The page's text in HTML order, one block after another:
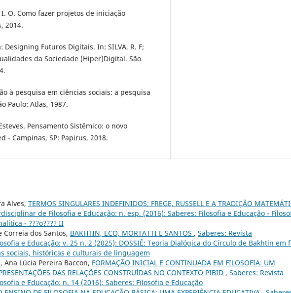
I. O. Como fazer projetos de iniciação
2014.
Designing Futuros Digitais. In: SILVA, R. F;
da Sociedade (Hiper)Digital. São
à pesquisa em ciências sociais: a pesquisa
Paulo: Atlas, 1987.
Pensamento Sistêmico: o novo
- Campinas, SP: Papirus, 2018.
Alves, TERMOS SINGULARES INDEFINIDOS: FREGE, RUSSELL E A TRADIÇÃO
de Filosofia e Educação: n. esp. (2016): Saberes: Filosofia e Educação -
- ???o???? II
Correia dos Santos, BAKHTIN, ECO, MORTATTI E SANTOS , Saberes: Revista
e Educação: v. 25 n. 2 (2025): DOSSIÊ: Teoria Dialógica do Círculo de Bakhtin em
sociais, históricas e culturais de linguagem
Ana Lúcia Pereira Baccon, FORMAÇÃO INICIAL E CONTINUADA EM FILOSOFIA: UM
DAS RELAÇÕES CONSTRUÍDAS NO CONTEXTO PIBID , Saberes: Revista
e Educação: n. 14 (2016): Saberes: Filosofia e Educação